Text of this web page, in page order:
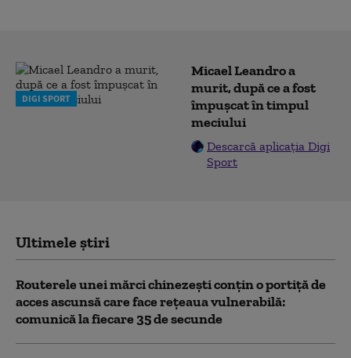
DIGI SPORT
Micael Leandro a
murit, după ce a fost
împușcat în timpul
meciului
Descarcă aplicația Digi
Sport
Ultimele știri
Routerele unei mărci chinezești conțin o portiță de
acces ascunsă care face rețeaua vulnerabilă:
comunică la fiecare 35 de secunde